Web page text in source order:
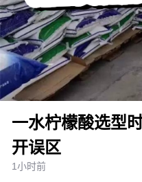
一水柠檬酸选型
开误区
1小时前